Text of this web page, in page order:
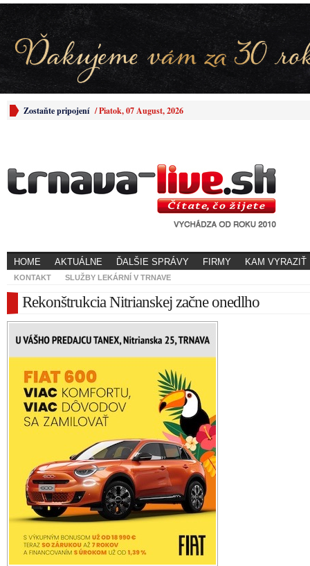
Zostaňte pripojení /Piatok, 07 August, 2026
HOME AKTUÁLNE ĎALŠIE SPRÁVY FIRMY KAM VYRAZIŤ
KONTAKT SLUŽBY LEKÁRNÍ V TRNAVE
Rekonštrukcia Nitrianskej začne onedlho